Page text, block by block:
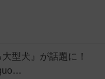
型犬』が話題に！